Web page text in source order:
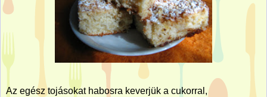
Az egész tojásokat habosra keverjük a cukorral,